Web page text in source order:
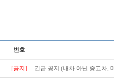
번호
[공지] 긴급 공지 (내차 아닌 중고차,